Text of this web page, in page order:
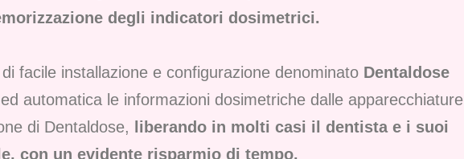
degli indicatori dosimetrici.
facile installazione e configurazione denominato Dentaldose
automatica le informazioni dosimetriche dalle apparecchiature
di Dentaldose,
liberando in molti casi il dentista e i suoi
con un evidente risparmio di tempo.